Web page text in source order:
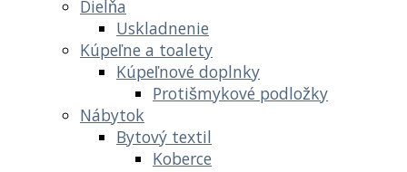
Dielňa
Uskladnenie
Kúpeľne a toalety
Kúpeľnové doplnky
Protišmykové podložky
Nábytok
Bytový textil
Koberce